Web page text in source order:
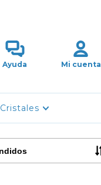
Ayuda Mi cuenta
Cristales